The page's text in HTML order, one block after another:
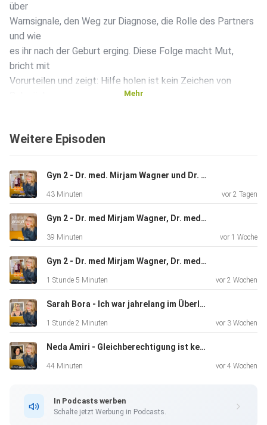
über
Warnsignale, den Weg zur Diagnose, die Rolle des Partners
und wie
es ihr nach der Geburt erging. Diese Folge macht Mut,
bricht mit
Vorurteilen und zeigt: Hilfe holen ist kein Zeichen von
"Ehrlich gesagt" - ein Podcast von Echte Mamas: ️
https://www.instagram.com/echtemamas Linda Moosherz
(zu Gast): ️
https://www.instagram.com/wyldkraut Nora Pinck (Host): ️
https://www.instagram.com/nohoraha Ihr habt Fragen zu
unseren
https://www.echtemamas.de/podcast-shownotes/ Folgt
uns auf
Podcast! ️
Bewertet die Folge und lasst Sterne da! Kommentiert,
🪄 Hinterlasst Gäste-Wünsche! #PränataleDepression
#MentaleGesundheit #Schwangerschaft #Mutterschaft
#echtemamas
Mehr
Weitere Episoden
Gyn 2 - Dr. med. Mirjam Wagner und Dr. med. Rebekka Westphal - Wenn der Bauch Alarm schlägt – Endometriose & Myome
43 Minuten vor 2 Tagen
Gyn 2 - Dr. med Mirjam Wagner, Dr. med Rebekka Westphal - Beckenboden, das Kraftzentrum?
39 Minuten vor 1 Woche
Gyn 2 - Dr. med Mirjam Wagner, Dr. med. Rebekka Westphal - PMS / PMDS / Perimenopause - Willkommen auf der Hormonkirmes
1 Stunde 5 Minuten vor 2 Wochen
Sarah Bora - Ich war jahrelang im Überlebensmodus
1 Stunde 2 Minuten vor 3 Wochen
Neda Amiri - Gleichberechtigung ist keine Romantik
44 Minuten vor 4 Wochen
In Podcasts werben
Schalte jetzt Werbung in Podcasts.